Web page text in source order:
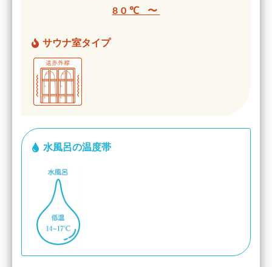
80℃ 〜
サウナ室タイプ
水風呂の温度帯